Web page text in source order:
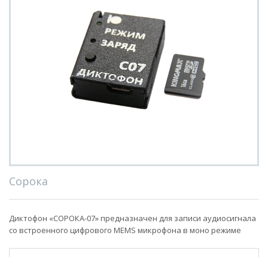
Сорока
Диктофон «СОРОКА-07» предназначен для записи аудиосигнала
со встроенного цифрового MEMS микрофона в моно режиме